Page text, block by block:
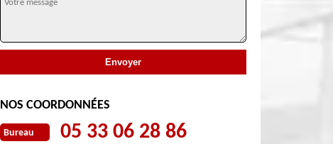
NOS COORDONNÉES
Bureau 05 33 06 28 86